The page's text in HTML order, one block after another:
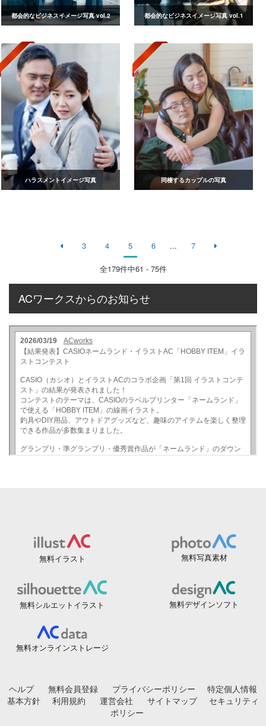
都会的なビジネスイメージ写真 vol.2 都会的なビジネスイメージ写真 vol.1
ハラスメントイメージ写真 同棲するカップルの写真
3 4 5 6 ... 7
全179件中61 - 75件
ACワークスからのお知らせ
無料イラスト 無料写真素材
無料シルエットイラスト 無料デザインソフト
無料オンラインストレージ
ヘルプ 無料会員登録 プライバシーポリシー
特定個人情報
基本方針
利用規約 運営会社 サイトマップ
セキュリティ
ポリシー